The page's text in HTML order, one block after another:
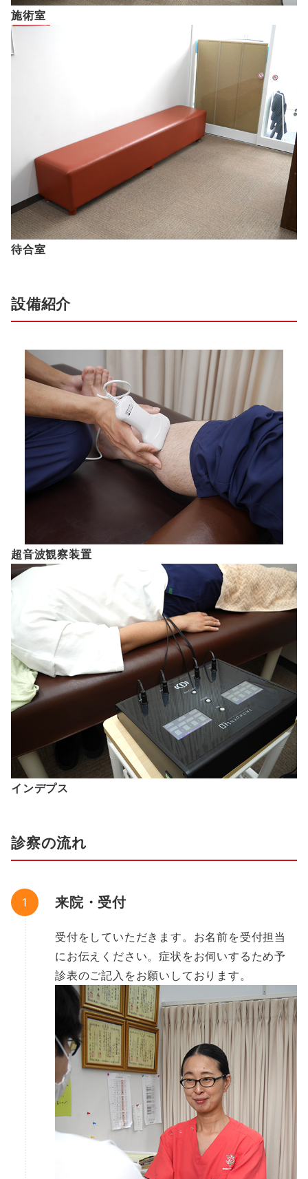
施術室
待合室
設備紹介
超音波観察装置
インデプス
診察の流れ
来院・受付
受付をしていただきます。お名前を受付担当
にお伝えください。症状をお伺いするため予
診表のご記入をお願いしております。